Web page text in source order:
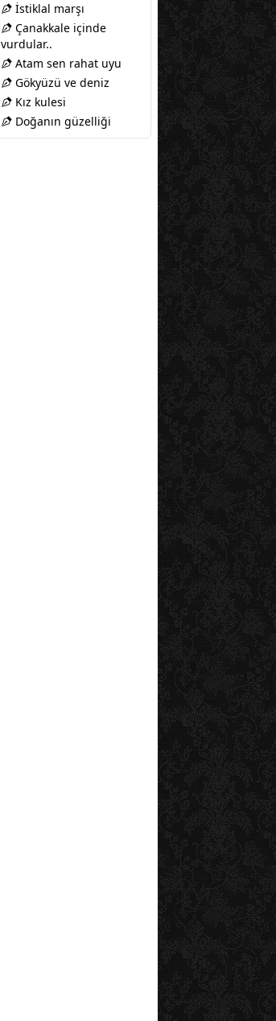
İstiklal marşı
Çanakkale içinde
vurdular..
Atam sen rahat uyu
Gökyüzü ve deniz
Kız kulesi
Doğanın güzelliği